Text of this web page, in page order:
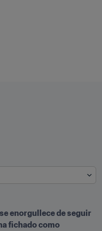
enorgullece de seguir
fichado como